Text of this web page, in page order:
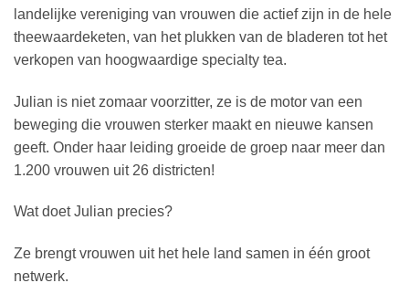
landelijke vereniging van vrouwen die actief zijn in de hele
theewaardeketen, van het plukken van de bladeren tot het
verkopen van hoogwaardige specialty tea.
Julian is niet zomaar voorzitter, ze is de motor van een
beweging die vrouwen sterker maakt en nieuwe kansen
geeft. Onder haar leiding groeide de groep naar meer dan
1.200 vrouwen uit 26 districten!
Wat doet Julian precies?
Ze brengt vrouwen uit het hele land samen in één groot
netwerk.